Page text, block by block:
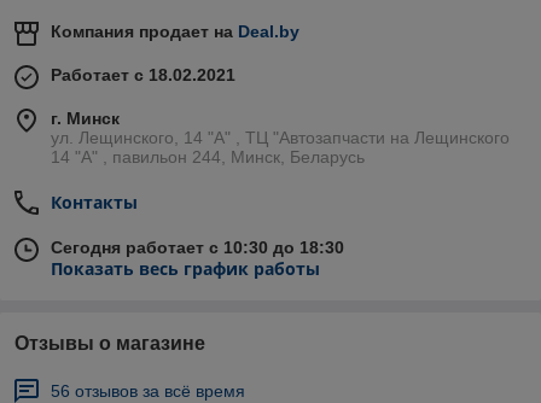
Компания продает на Deal.by
Работает с 18.02.2021
г. Минск
ул. Лещинского, 14 "А" , ТЦ "Автозапчасти на Лещинcкого
14 "A" , павильон 244, Минск, Беларусь
Контакты
Сегодня работает с 10:30 до 18:30
Показать весь график работы
Отзывы о магазине
56 отзывов за всё время